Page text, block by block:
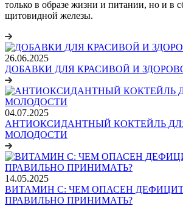
только в образе жизни и питании, но и в
щитовидной железы.
26.06.2025
ДОБАВКИ ДЛЯ КРАСИВОЙ И
04.07.2025
АНТИОКСИДАНТНЫЙ КОКТЕЙЛЬ
МОЛОДОСТИ
14.05.2025
ВИТАМИН С: ЧЕМ ОПАСЕН
ПРАВИЛЬНО ПРИНИМАТЬ?